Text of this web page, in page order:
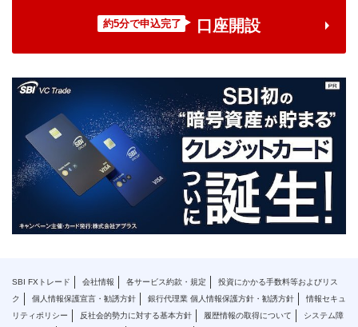
約5分で申込完了 口座開設
SBI FXトレード 会社情報 各サービス約款・規定
投資にかかる手数料等およびリス
ク
個人情報保護宣言・勧誘方針 銀行代理業 個人情報保護方針・勧誘方針
情報セキュ
リティポリシー
反社会的勢力に対する基本方針 履歴情報の取得について
システム障